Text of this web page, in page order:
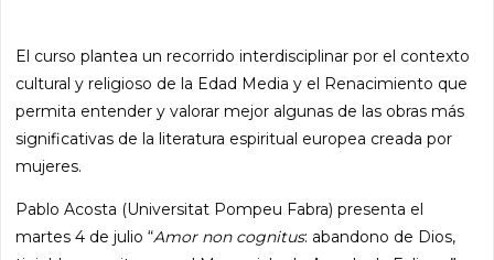
El curso plantea un recorrido interdisciplinar por el contexto
cultural y religioso de la Edad Media y el Renacimiento que
permita entender y valorar mejor algunas de las obras más
significativas de la literatura espiritual europea creada por
mujeres.
Pablo Acosta (Universitat Pompeu Fabra) presenta el
martes 4 de julio “Amor non cognitus: abandono de Dios,